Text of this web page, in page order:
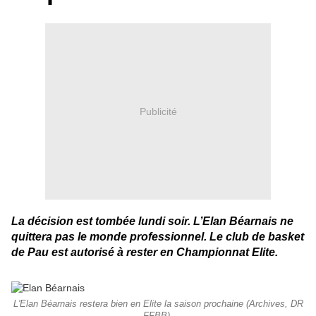
Publicité
La décision est tombée lundi soir. L’Elan Béarnais ne
quittera pas le monde professionnel. Le club de basket
de Pau est autorisé à rester en Championnat Elite.
L'Elan Béarnais restera bien en Elite la saison prochaine (Archives, DR